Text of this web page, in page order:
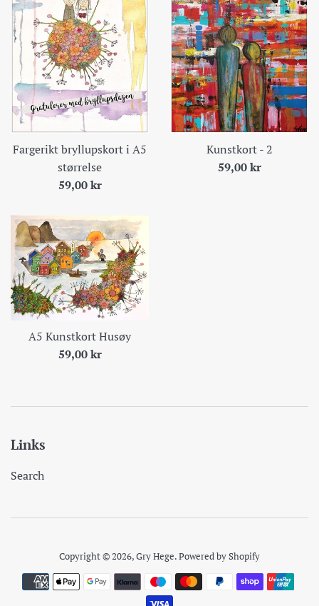
Fargerikt bryllupskort i A5
størrelse
Pris
59,00 kr
Kunstkort - 2
Pris
59,00 kr
A5 Kunstkort Husøy
Pris
59,00 kr
Links
Search
Copyright © 2026,Gry Hege.Powered by Shopify
Payment
icons